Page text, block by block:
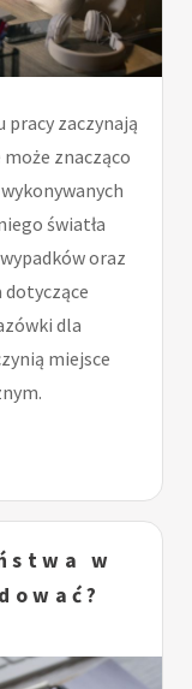
zaczynają
znacząco
światła
oraz
dotyczące
dla
miejsce
w